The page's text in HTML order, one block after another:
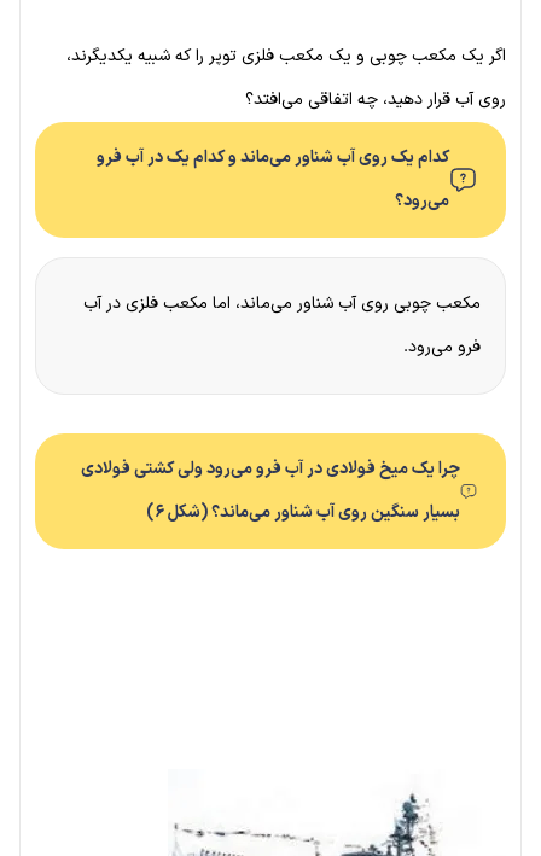
اگر یک مکعب چوبی و یک مکعب فلزی توپر را که شبیه یکدیگرند،
روی آب قرار دهید، چه اتفاقی می‌افتد؟
کدام یک روی آب شناور می‌ماند و کدام یک در آب فرو
می‌رود؟
مکعب چوبی روی آب شناور می‌ماند، اما مکعب فلزی در آب
فرو می‌رود.
چرا یک میخ فولادی در آب فرو می‌رود ولی کشتی فولادی
بسیار سنگین روی آب شناور می‌ماند؟ (شکل ۶)